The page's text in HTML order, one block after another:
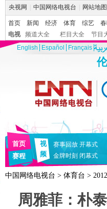
央视网 中国网络电视台 网站地图
首页 新闻 经济 体育 综艺
电视
频道大全 栏目大全 节目
English
Español Français
首页
赛程
视
频
赛事回放 开幕式
金牌时刻 闭幕式
中国网络电视台 > 体育台 >
周雅菲：朴